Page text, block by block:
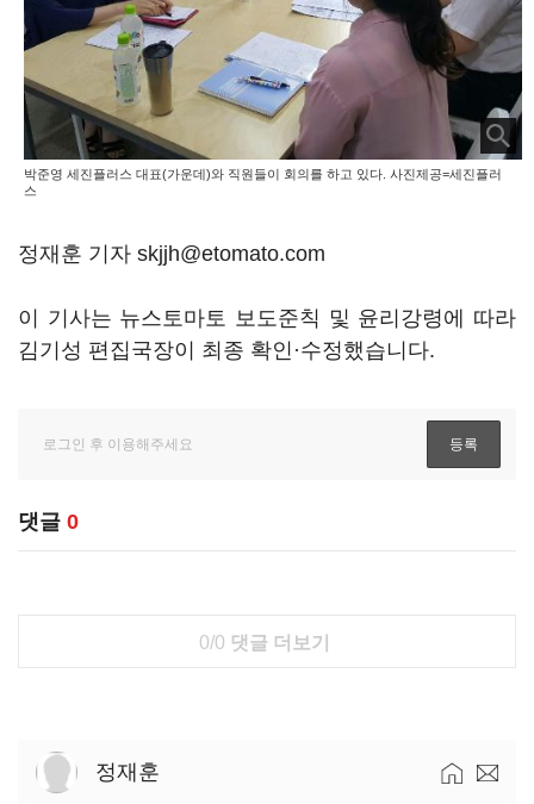
박준영 세진플러스 대표(가운데)와 직원들이 회의를 하고 있다. 사진제공=세진플러
스
정재훈 기자 skjjh@etomato.com
이 기사는 뉴스토마토 보도준칙 및 윤리강령에 따라
김기성 편집국장이 최종 확인·수정했습니다.
댓글 0
0/0 댓글 더보기
정재훈